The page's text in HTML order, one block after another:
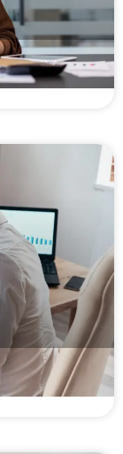
MEI e
ESC
e por